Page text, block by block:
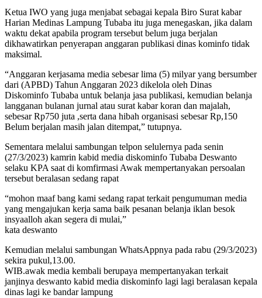
Ketua IWO yang juga menjabat sebagai kepala Biro Surat kabar
Harian Medinas Lampung Tubaba itu juga menegaskan, jika dalam
waktu dekat apabila program tersebut belum juga berjalan
dikhawatirkan penyerapan anggaran publikasi dinas kominfo tidak
maksimal.
“Anggaran kerjasama media sebesar lima (5) milyar yang bersumber
dari (APBD) Tahun Anggaran 2023 dikelola oleh Dinas
Diskominfo Tubaba untuk belanja jasa publikasi, kemudian belanja
langganan bulanan jurnal atau surat kabar koran dan majalah,
sebesar Rp750 juta ,serta dana hibah organisasi sebesar Rp,150
Belum berjalan masih jalan ditempat,” tutupnya.
Sementara melalui sambungan telpon selulernya pada senin
(27/3/2023) kamrin kabid media diskominfo Tubaba Deswanto
selaku KPA saat di komfirmasi Awak mempertanyakan persoalan
tersebut beralasan sedang rapat
“mohon maaf bang kami sedang rapat terkait pengumuman media
yang mengajukan kerja sama baik pesanan belanja iklan besok
insyaalloh akan segera di mulai,”
kata deswanto
Kemudian melalui sambungan WhatsAppnya pada rabu (29/3/2023)
sekira pukul,13.00.
WIB.awak media kembali berupaya mempertanyakan terkait
janjinya deswanto kabid media diskominfo lagi lagi beralasan kepala
dinas lagi ke bandar lampung